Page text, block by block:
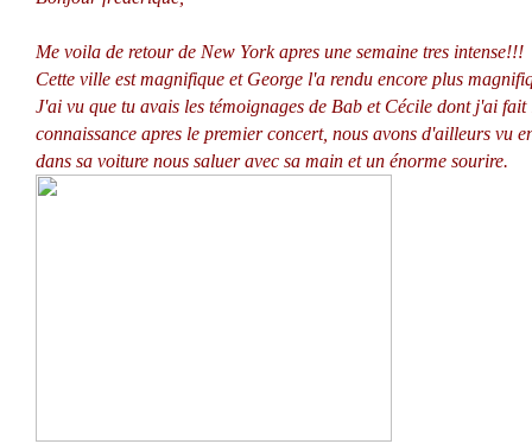
Me voila de retour de New York apres une semaine tres intense!!!
Cette ville est magnifique et George l'a rendu encore plus
J'ai vu que tu avais les témoignages de Bab et Cécile dont j'ai fait
connaissance apres le premier concert, nous avons d'ailleurs vu
dans sa voiture nous saluer avec sa main et un énorme sourire.